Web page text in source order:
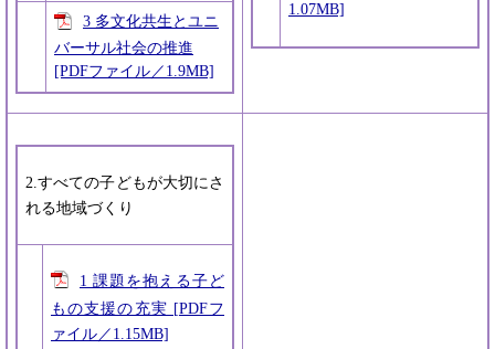
3 多文化共生とユニ
バーサル社会の推進
[PDFファイル／1.9MB]
1.07MB]
2.すべての子どもが大切にさ
れる地域づくり
1 課題を抱える子ど
もの支援の充実 [PDFフ
ァイル／1.15MB]